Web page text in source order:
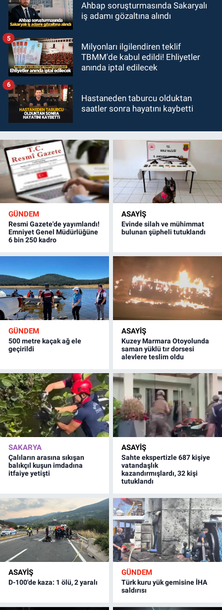
Ahbap soruşturmasında Sakaryalı
iş adamı gözaltına alındı
Milyonları ilgilendiren teklif
TBMM'de kabul edildi! Ehliyetler
anında iptal edilecek
5
Hastaneden taburcu olduktan
saatler sonra hayatını kaybetti
6
GÜNDEM
Resmi Gazete'de yayımlandı!
Emniyet Genel Müdürlüğüne
6 bin 250 kadro
ASAYİŞ
Evinde silah ve mühimmat
bulunan şüpheli tutuklandı
GÜNDEM
500 metre kaçak ağ ele
geçirildi
ASAYİŞ
Kuzey Marmara Otoyolunda
saman yüklü tır dorsesi
alevlere teslim oldu
SAKARYA
Çalıların arasına sıkışan
balıkçıl kuşun imdadına
itfaiye yetişti
ASAYİŞ
Sahte ekspertizle 687 kişiye
vatandaşlık
kazandırmışlardı, 32 kişi
tutuklandı
ASAYİŞ
D-100'de kaza: 1 ölü, 2 yaralı
GÜNDEM
Türk kuru yük gemisine İHA
saldırısı